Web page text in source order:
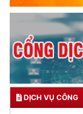
DỊCH VỤ CÔNG